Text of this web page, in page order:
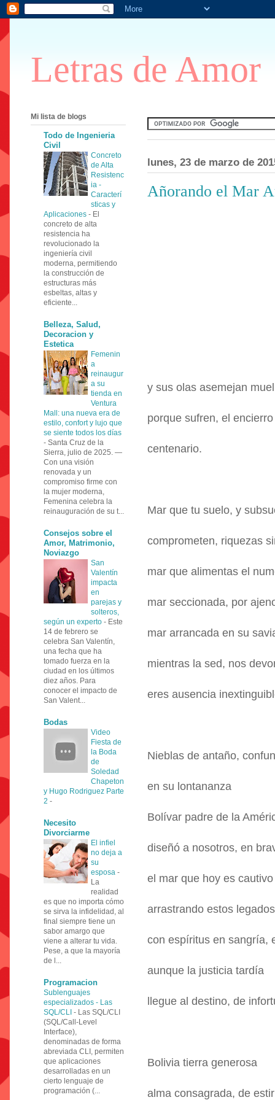
Letras de Amor
lunes, 23 de marzo de
Añorando el Mar
y sus olas asemejan
porque sufren, el encierro
centenario.
Mar que tu suelo, y
comprometen, riquezas
mar que alimentas el
mar seccionada, por
mar arrancada en su
mientras la sed, nos
eres ausencia
Nieblas de antaño,
en su lontananza
Bolívar padre de la
diseñó a nosotros, en
el mar que hoy es cautivo
arrastrando estos legados
con espíritus en sangría,
aunque la justicia tardía
llegue al destino, de
Bolivia tierra generosa
alma consagrada, de
Mi lista de blogs
Todo de Ingenieria
Civil
Concreto
de Alta
Resistenc
ia -
Caracterí
sticas y
Aplicaciones - El
concreto de alta
resistencia ha
revolucionado la
ingeniería civil
moderna, permitiendo
la construcción de
estructuras más
esbeltas, altas y
eficiente...
Belleza, Salud,
Decoracion y
Estetica
Femenin
a
reinaugur
a su
tienda en
Ventura
Mall: una nueva era de
estilo, confort y lujo que
se siente todos los días
- Santa Cruz de la
Sierra, julio de 2025. —
Con una visión
renovada y un
compromiso firme con
la mujer moderna,
Femenina celebra la
reinauguración de su t...
Consejos sobre el
Amor, Matrimonio,
Noviazgo
San
Valentín
impacta
en
parejas y
solteros,
según un experto - Este
14 de febrero se
celebra San Valentín,
una fecha que ha
tomado fuerza en la
ciudad en los últimos
diez años. Para
conocer el impacto de
San Valent...
Bodas
Video
Fiesta de
la Boda
de
Soledad
Chapeton
y Hugo Rodriguez Parte
2 -
Necesito
Divorciarme
El infiel
no deja a
su
esposa -
La
realidad
es que no importa cómo
se sirva la infidelidad, al
final siempre tiene un
sabor amargo que
viene a alterar tu vida.
Pese, a que la mayoría
de l...
Programacion
Sublenguajes
especializados - Las
SQL/CLI - Las SQL/CLI
(SQL/Call-Level
Interface),
denominadas de forma
abreviada CLI, permiten
que aplicaciones
desarrolladas en un
cierto lenguaje de
programación (...